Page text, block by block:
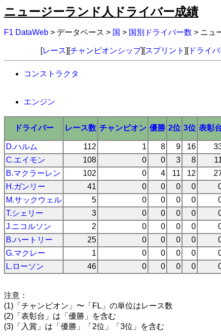
ニュージーランド人ドライバー成績
F1 DataWeb > データベース > 国 > 国別ドライバー数 > ニュ
[レース][チャンピオンシップ][スプリント ][ドライ
コンストラクタ
エンジン
ドライバー レース数 チャンピオン 優勝 2位 3位 表彰
D.ハルム 112 1 8 9 16
C.エイモン
108 0 0 3 8
B.マクラーレン
102 0 4 11 12
H.ガンリー
41 0 0 0 0
M.サックウェル
5 0 0 0 0
T.シェリー
3 0 0 0 0
J.ニコルソン
2 0 0 0 0
B.ハートリー
25 0 0 0 0
G.マクレー
1 0 0 0 0
L.ローソン
46 0 0 0 0
注意：
(1)「チャンピオン」〜「FL」の単位はレース数
(2)「表彰台」は「優勝」を含む
(3)「入賞」は「優勝」「2位」「3位」を含む